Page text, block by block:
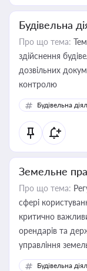
Будівельна
Про що тема:
здійснення
дозвільних
контролю
Будівельна
Земельне
Про що тема:
сфері
критично
орендарів та
управління
Будівельна